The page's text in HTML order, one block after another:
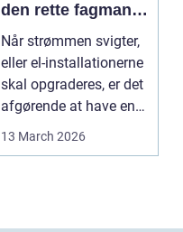
den rette fagmand
til dine el-opgaver
Når strømmen svigter,
eller el-installationerne
skal opgraderes, er det
afgørende at have en
pålidel...
13 March 2026